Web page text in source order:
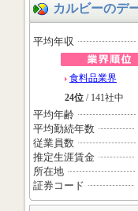
カルビーのデ
平均年収
食料品業界
24位 / 141社中
平均年齢
平均勤続年数
従業員数
推定生涯賃金
所在地
証券コード